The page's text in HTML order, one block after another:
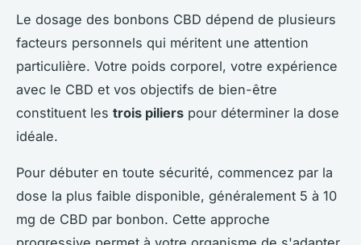
Le dosage des bonbons CBD dépend de plusieurs
facteurs personnels qui méritent une attention
particulière. Votre poids corporel, votre expérience
avec le CBD et vos objectifs de bien-être
constituent les trois piliers pour déterminer la dose
idéale.
Pour débuter en toute sécurité, commencez par la
dose la plus faible disponible, généralement 5 à 10
mg de CBD par bonbon. Cette approche